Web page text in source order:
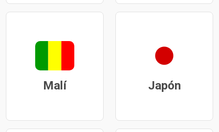
Malí Japón